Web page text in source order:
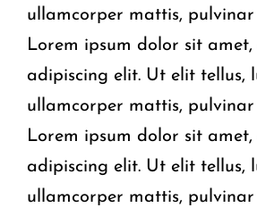
ullamcorper mattis, pulvinar
Lorem ipsum dolor sit amet,
adipiscing elit. Ut elit tellus,
ullamcorper mattis, pulvinar
Lorem ipsum dolor sit amet,
adipiscing elit. Ut elit tellus,
ullamcorper mattis, pulvinar